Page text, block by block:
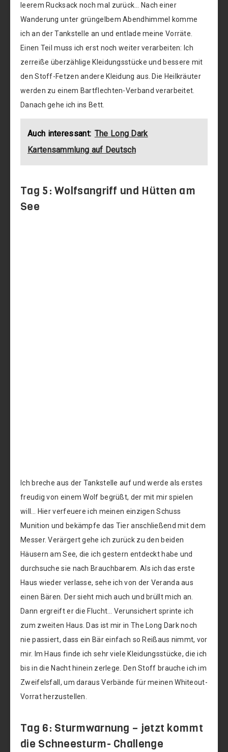
leerem Rucksack noch mal zurück… Nach einer
Wanderung unter grüngelbem Abendhimmel komme
ich an der Tankstelle an und entlade meine Vorräte.
Einen Teil muss ich erst noch weiter verarbeiten: Ich
zerreiße überzählige Kleidungsstücke und bessere mit
den Stoff-Fetzen andere Kleidung aus. Die Heilkräuter
werden zu einem Bartflechten-Verband verarbeitet.
Danach gehe ich ins Bett.
Auch interessant: The Long Dark
Kartensammlung auf Deutsch
Tag 5: Wolfsangriff und Hütten am
See
Ich breche aus der Tankstelle auf und werde als erstes
freudig von einem Wolf begrüßt, der mit mir spielen
will… Hier verfeuere ich meinen einzigen Schuss
Munition und bekämpfe das Tier anschließend mit dem
Messer. Verärgert gehe ich zurück zu den beiden
Häusern am See, die ich gestern entdeckt habe und
durchsuche sie nach Brauchbarem. Als ich das erste
Haus wieder verlasse, sehe ich von der Veranda aus
einen Bären. Der sieht mich auch und brüllt mich an.
Dann ergreift er die Flucht… Verunsichert sprinte ich
zum zweiten Haus. Das ist mir in The Long Dark noch
nie passiert, dass ein Bär einfach so Reißaus nimmt, vor
mir. Im Haus finde ich sehr viele Kleidungsstücke, die ich
bis in die Nacht hinein zerlege. Den Stoff brauche ich im
Zweifelsfall, um daraus Verbände für meinen Whiteout-
Vorrat herzustellen.
Tag 6: Sturmwarnung – jetzt kommt
die Schneesturm- Challenge